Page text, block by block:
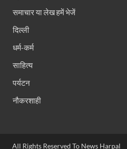
समाचार या लेख हमें भेजें
दिल्ली
धर्म-कर्म
साहित्य
पर्यटन
नौकरशाही
All Rights Reserved To News Harpal